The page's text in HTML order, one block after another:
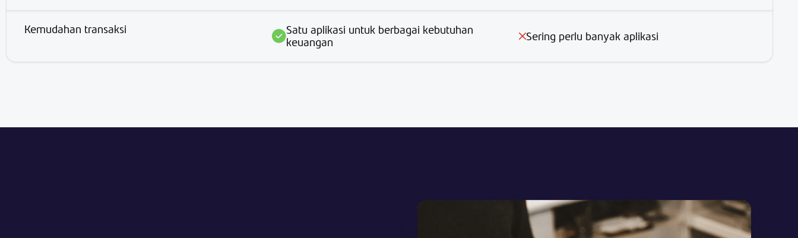
Kemudahan transaksi
Satu aplikasi untuk berbagai kebutuhan
keuangan
Sering perlu banyak aplikasi